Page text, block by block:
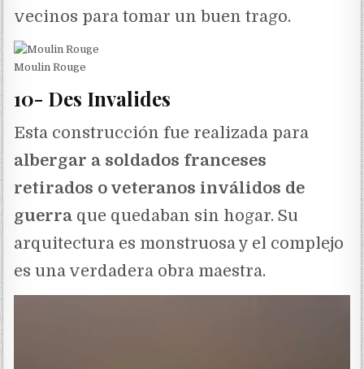
vecinos para tomar un buen trago.
Moulin Rouge
10- Des Invalides
Esta construcción fue realizada para
albergar a soldados franceses
retirados o veteranos inválidos de
guerra que quedaban sin hogar. Su
arquitectura es monstruosa y el complejo
es una verdadera obra maestra.